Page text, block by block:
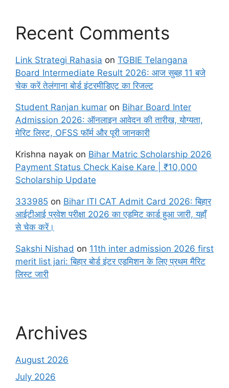
Recent Comments
Link Strategi Rahasia on TGBIE Telangana
Board Intermediate Result 2026: आज सुबह 11 बजे
चेक करें तेलंगाना बोर्ड इंटरमीडिएट का रिजल्ट
Student Ranjan kumar on Bihar Board Inter
Admission 2026: ऑनलाइन आवेदन की तारीख, योग्यता,
मेरिट लिस्ट, OFSS फॉर्म और पूरी जानकारी
Krishna nayak on Bihar Matric Scholarship 2026
Payment Status Check Kaise Kare | ₹10,000
Scholarship Update
333985 on Bihar ITI CAT Admit Card 2026: बिहार
आईटीआई प्रवेश परीक्षा 2026 का एडमिट कार्ड हुआ जारी, यहाँ
से चेक करें।
Sakshi Nishad on 11th inter admission 2026 first
merit list jari: बिहार बोर्ड इंटर एडमिशन के लिए प्रथम मैरिट
लिस्ट जारी
Archives
August 2026
July 2026